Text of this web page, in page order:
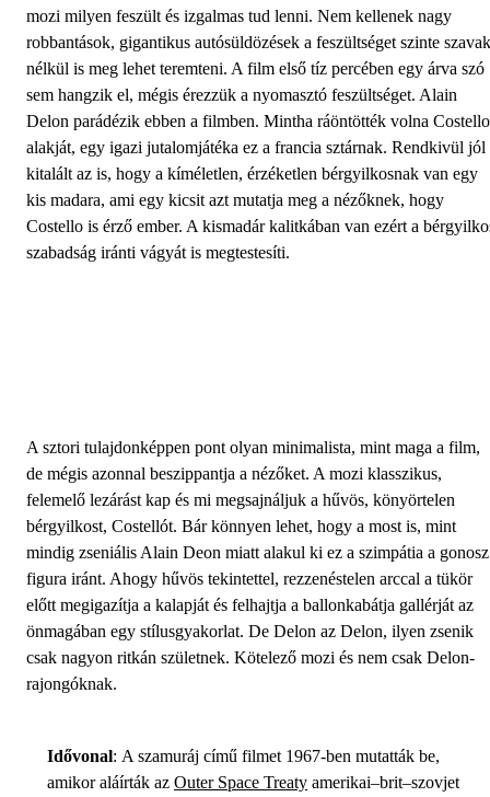
mozi milyen feszült és izgalmas tud lenni. Nem kellenek nagy
robbantások, gigantikus autósüldözések a feszültséget szinte szavak
nélkül is meg lehet teremteni. A film első tíz percében egy árva szó
sem hangzik el, mégis érezzük a nyomasztó feszültséget. Alain
Delon parádézik ebben a filmben. Mintha ráöntötték volna Costello
alakját, egy igazi jutalomjátéka ez a francia sztárnak. Rendkivül jól
kitalált az is, hogy a kíméletlen, érzéketlen bérgyilkosnak van egy
kis madara, ami egy kicsit azt mutatja meg a nézőknek, hogy
Costello is érző ember. A kismadár kalitkában van ezért a
szabadság iránti vágyát is megtestesíti.
A sztori tulajdonképpen pont olyan minimalista, mint maga a film,
de mégis azonnal beszippantja a nézőket. A mozi klasszikus,
felemelő lezárást kap és mi megsajnáljuk a hűvös, könyörtelen
bérgyilkost, Costellót. Bár könnyen lehet, hogy a most is, mint
mindig zseniális Alain Deon miatt alakul ki ez a szimpátia a gonosz
figura iránt. Ahogy hűvös tekintettel, rezzenéstelen arccal a tükör
előtt megigazítja a kalapját és felhajtja a ballonkabátja gallérját az
önmagában egy stílusgyakorlat. De Delon az Delon, ilyen zsenik
csak nagyon ritkán születnek. Kötelező mozi és nem csak Delon-
rajongóknak.
Idővonal: A szamuráj című filmet 1967-ben mutatták be,
amikor aláírták az Outer Space Treaty amerikai–brit–szovjet